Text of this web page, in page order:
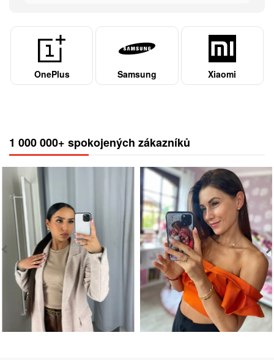
OnePlus Samsung Xiaomi
1 000 000+ spokojených zákazníků